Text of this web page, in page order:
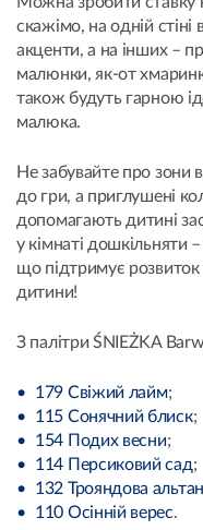
скажімо, на одній стіні
акценти, а на інших –
малюнки, як-от
також будуть гарною
малюка.
Не забувайте про зони
до гри, а приглушені
допомагають дитині
у кімнаті дошкільняти
що підтримує розвиток
дитини!
З палітри ŚNIEŻKA
179 Свіжий лайм;
115 Сонячний блиск;
154 Подих весни;
114 Персиковий сад;
132 Трояндова
110 Осінній верес.